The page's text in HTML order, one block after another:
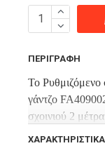
ΠΕΡΙΓΡΑΦΉ
Το Ρυθμιζόμενο
γάντζο
σχοινιού 2
ΧΑΡΑΚΤΗΡΙΣΤΙΚΆ